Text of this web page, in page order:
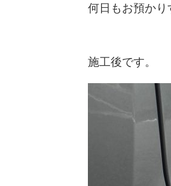
何日もお預かり
施工後です。